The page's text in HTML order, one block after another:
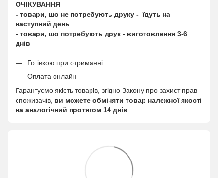
ОЧІКУВАННЯ
- товари, що не потребують друку - їдуть на
наступний день
- товари, що потребують друк - виготовлення 3-6
днів
Готівкою при отриманні
Оплата онлайн
Гарантуємо якість товарів, згідно Закону про захист прав
споживачів, ви можете обміняти товар належної якості
на аналогічний протягом 14 днів